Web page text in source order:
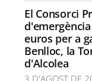
El Consorci
euros per a
Benlloc, la
d'Alcolea
3 D'AGOST DE